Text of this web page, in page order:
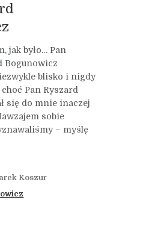
jak było… Pan
Bogunowicz
blisko i nigdy
Pan Ryszard
się do mnie inaczej
sobie
– myślę
Koszur